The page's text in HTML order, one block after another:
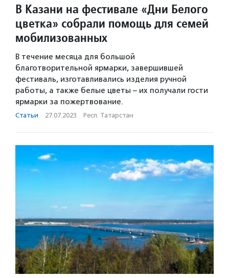
В Казани на фестивале «Дни Белого
цветка» собрали помощь для семей
мобилизованных
В течение месяца для большой
благотворительной ярмарки, завершившей
фестиваль, изготавливались изделия ручной
работы, а также белые цветы – их получали гости
ярмарки за пожертвование.
Статьи · 27.07.2023 · Респ. Татарстан